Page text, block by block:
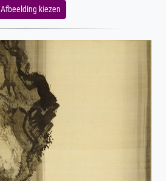
Afbeelding kiezen